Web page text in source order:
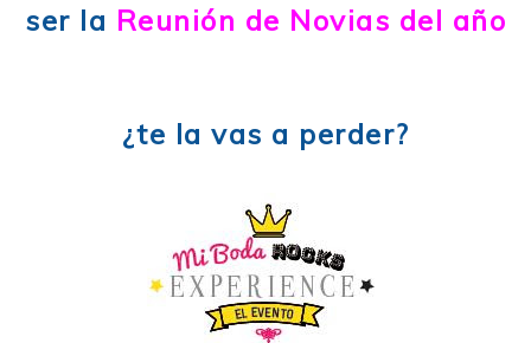
ser la Reunión de Novias del año
¿te la vas a perder?